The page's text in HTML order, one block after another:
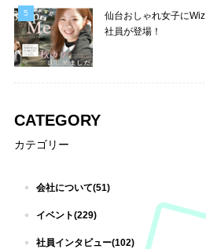
仙台おしゃれ女子にWiz
社員が登場！
CATEGORY
カテゴリー
会社について(51)
イベント(229)
社員インタビュー(102)